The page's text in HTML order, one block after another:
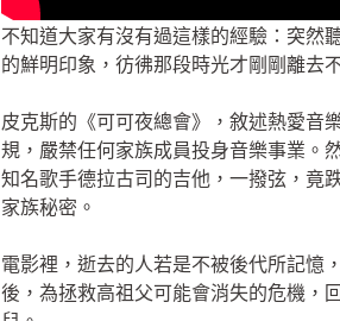
不知道大家有沒有過這樣的經驗：突然
的鮮明印象，彷彿那段時光才剛剛離去
皮克斯的《可可夜總會》，敘述熱愛音
規，嚴禁任何家族成員投身音樂事業。
知名歌手德拉古司的吉他，一撥弦，竟
家族秘密。
電影裡，逝去的人若是不被後代所記憶
後，為拯救高祖父可能會消失的危機，